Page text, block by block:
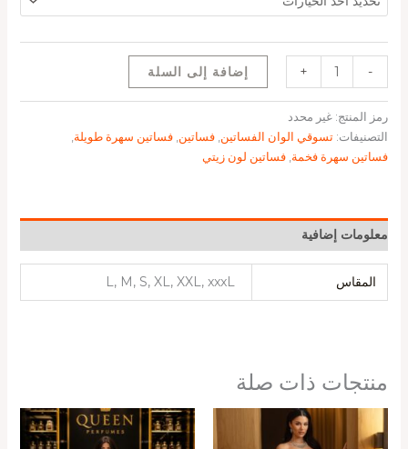
-
+ إضافة إلى السلة
رمز المنتج: غير محدد
التصنيفات: تسوقي الوان الفساتين, فساتين, فساتين سهرة طويلة,
فساتين سهرة فخمة, فساتين لون زيتي
معلومات إضافية
المقاس L, M, S, XL, XXL, xxxL
منتجات ذات صلة